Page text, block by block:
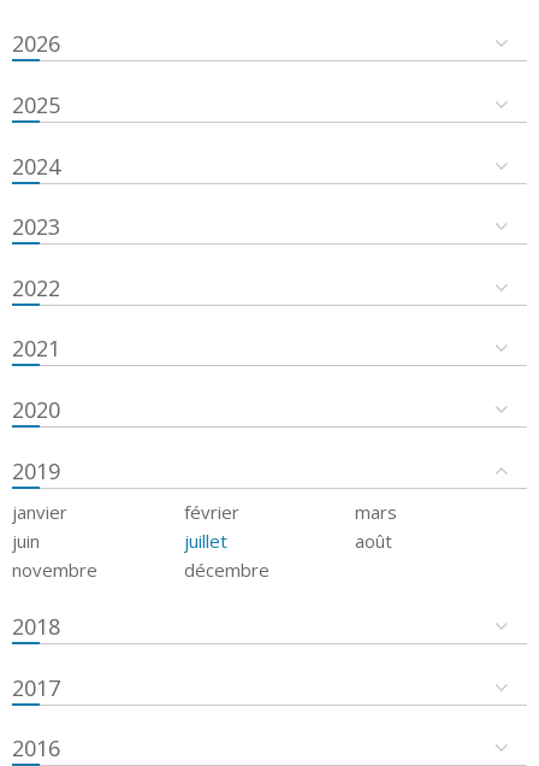
2026
2025
2024
2023
2022
2021
2020
2019
janvier février
mars
juin
juillet
août
novembre
décembre
2018
2017
2016